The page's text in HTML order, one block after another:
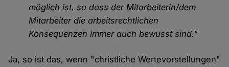
möglich ist, so dass der Mitarbeiterin/dem
Mitarbeiter die arbeitsrechtlichen
Konsequenzen immer auch bewusst sind."
Ja, so ist das, wenn "christliche Wertevorstellungen"